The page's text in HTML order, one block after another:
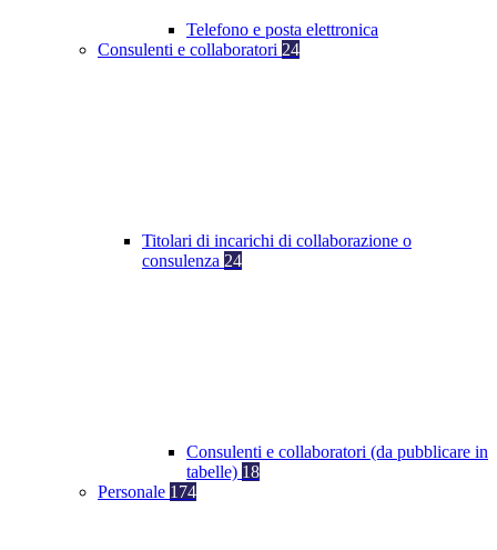
Telefono e posta elettronica
Consulenti e collaboratori 24
Titolari di incarichi di collaborazione o
consulenza 24
Consulenti e collaboratori (da pubblicare in
tabelle) 18
Personale 174